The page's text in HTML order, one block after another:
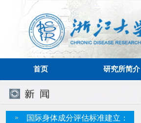
首页 研究所简介
国际身体成分评估标准建立：